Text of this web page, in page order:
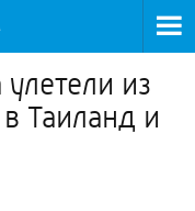
из
Таиланд и